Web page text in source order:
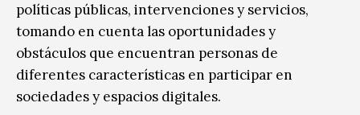
políticas públicas, intervenciones y servicios,
tomando en cuenta las oportunidades y
obstáculos que encuentran personas de
diferentes características en participar en
sociedades y espacios digitales.